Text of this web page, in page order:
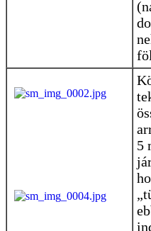
5